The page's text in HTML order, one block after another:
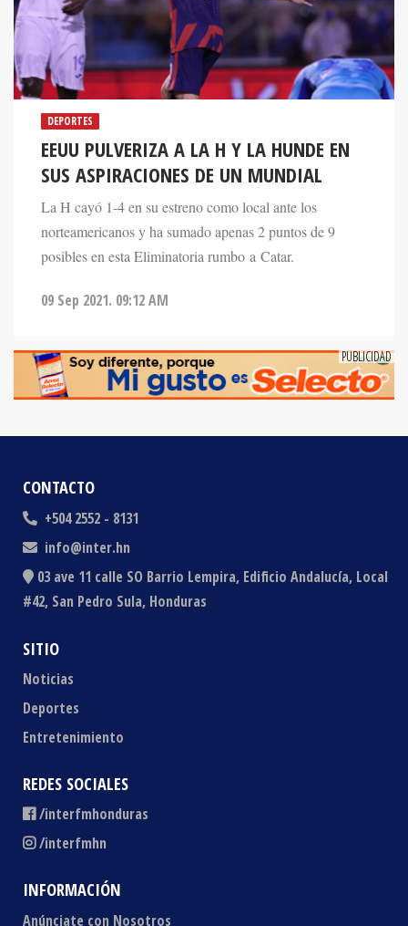
DEPORTES
EEUU PULVERIZA A LA H Y LA HUNDE EN
SUS ASPIRACIONES DE UN MUNDIAL
La H cayó 1-4 en su estreno como local ante los
norteamericanos y ha sumado apenas 2 puntos de 9
posibles en esta Eliminatoria rumbo a Catar.
CONTACTO
+504 2552 - 8131
info@inter.hn
03 ave 11 calle SO Barrio Lempira, Edificio Andalucía, Local
#42, San Pedro Sula, Honduras
SITIO
Noticias
Deportes
Entretenimiento
REDES SOCIALES
/interfmhonduras
/interfmhn
INFORMACIÓN
Anúnciate con Nosotros